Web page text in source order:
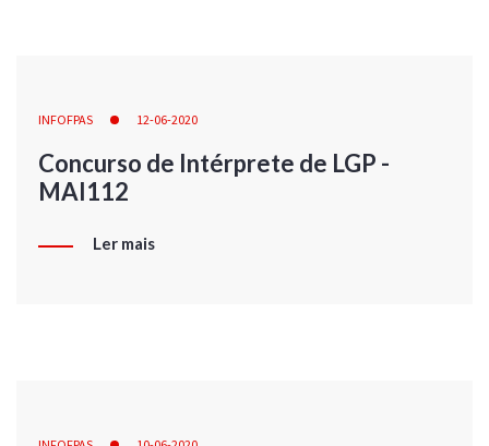
INFOFPAS 12-06-2020
Concurso de Intérprete de LGP -
MAI112
Ler mais